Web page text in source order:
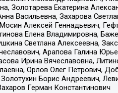
Золотарева Екатерина
Васильевна, Захарова
Алексей Геннадьевич,
Елена Владимировна,
Светлана Алексеевна,
Арапова Галина
Ирина Вячеславовна,
Орлов Олег Петрович,
Борис Андреевич,
Герман Константинович